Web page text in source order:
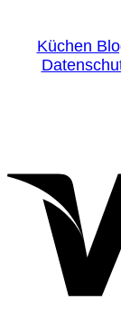
Küchen